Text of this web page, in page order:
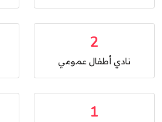
2
نادي أطفال عمومي
1